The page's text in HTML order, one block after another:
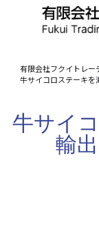
有限会社フクイトレー
牛サイコロステーキを
牛サイ
輸